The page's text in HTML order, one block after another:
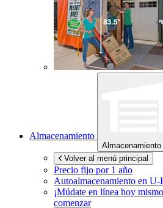
Almacenamiento
Almacenamiento
Volver al menú principal
Precio fijo por 1 año
Autoalmacenamiento en U-
¡Múdate en línea hoy
comenzar